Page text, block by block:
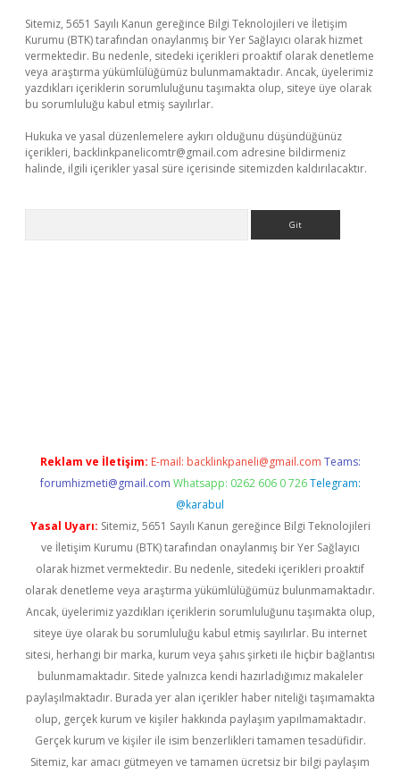
Sitemiz, 5651 Sayılı Kanun gereğince Bilgi Teknolojileri ve İletişim
Kurumu (BTK) tarafından onaylanmış bir Yer Sağlayıcı olarak hizmet
vermektedir. Bu nedenle, sitedeki içerikleri proaktif olarak denetleme
veya araştırma yükümlülüğümüz bulunmamaktadır. Ancak, üyelerimiz
yazdıkları içeriklerin sorumluluğunu taşımakta olup, siteye üye olarak
bu sorumluluğu kabul etmiş sayılırlar.
Hukuka ve yasal düzenlemelere aykırı olduğunu düşündüğünüz
içerikleri, backlinkpanelicomtr@gmail.com adresine bildirmeniz
halinde, ilgili içerikler yasal süre içerisinde sitemizden kaldırılacaktır.
Reklam ve İletişim: E-mail: backlinkpaneli@gmail.com Teams:
forumhizmeti@gmail.com Whatsapp: 0262 606 0 726 Telegram:
@karabul
Yasal Uyarı: Sitemiz, 5651 Sayılı Kanun gereğince Bilgi Teknolojileri
ve İletişim Kurumu (BTK) tarafından onaylanmış bir Yer Sağlayıcı
olarak hizmet vermektedir. Bu nedenle, sitedeki içerikleri proaktif
olarak denetleme veya araştırma yükümlülüğümüz bulunmamaktadır.
Ancak, üyelerimiz yazdıkları içeriklerin sorumluluğunu taşımakta olup,
siteye üye olarak bu sorumluluğu kabul etmiş sayılırlar. Bu internet
sitesi, herhangi bir marka, kurum veya şahıs şirketi ile hiçbir bağlantısı
bulunmamaktadır. Sitede yalnızca kendi hazırladığımız makaleler
paylaşılmaktadır. Burada yer alan içerikler haber niteliği taşımamakta
olup, gerçek kurum ve kişiler hakkında paylaşım yapılmamaktadır.
Gerçek kurum ve kişiler ile isim benzerlikleri tamamen tesadüfidir.
Sitemiz, kar amacı gütmeyen ve tamamen ücretsiz bir bilgi paylaşım